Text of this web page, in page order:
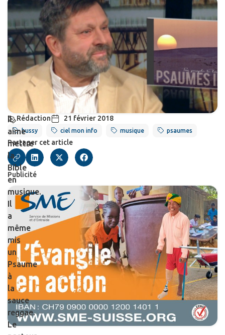
Rédaction 21 février 2018
bussy ciel mon info musique psaumes
Partager cet article
Publicité
Il
aime
mettre
la
Bible
en
musique.
Il
a
même
mis
un
Psaume
à
la
sauce
reggae.
Le